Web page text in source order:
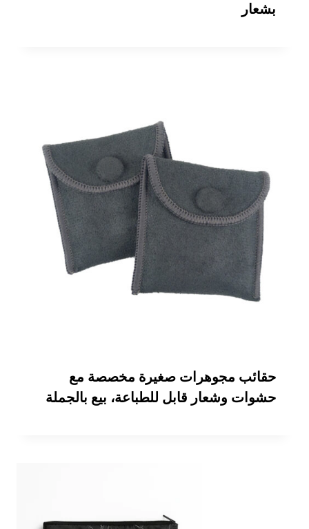
بشعار
حقائب مجوهرات صغيرة مخصصة مع
حشوات وشعار قابل للطباعة، بيع بالجملة